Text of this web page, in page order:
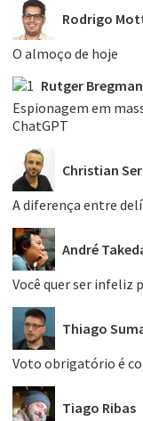
Rodrigo
O almoço de hoje
Rutger Bregman
Espionagem em
ChatGPT
Christian
A diferença entre
André
Você quer ser infeliz
Thiago
Voto obrigatório é
Tiago Ribas